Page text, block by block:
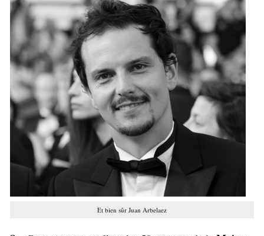
Et bien sûr Juan Arbelaez